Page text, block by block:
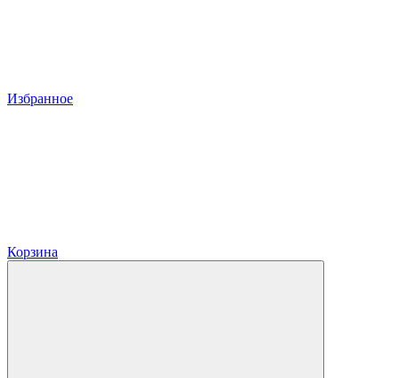
Избранное
Корзина